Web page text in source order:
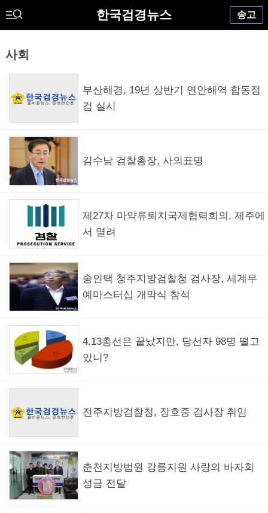
한국검경뉴스 송고
사회
부산해경, 19년 상반기 연안해역 합동점
검 실시
김수남 검찰총장, 사의표명
제27차 마약류퇴치국제협력회의, 제주에
서 열려
송인택 청주지방검찰청 검사장, 세계무
예마스터십 개막식 참석
4.13총선은 끝났지만, 당선자 98명 떨고
있니?
전주지방검찰청, 장호중 검사장 취임
춘천지방법원 강릉지원 사랑의 바자회
성금 전달